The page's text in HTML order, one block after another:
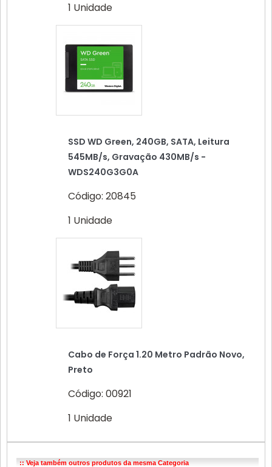
1 Unidade
SSD WD Green, 240GB, SATA, Leitura
545MB/s, Gravação 430MB/s -
WDS240G3G0A
Código: 20845
1 Unidade
Cabo de Força 1.20 Metro Padrão Novo,
Preto
Código: 00921
1 Unidade
:: Veja também outros produtos da mesma Categoria